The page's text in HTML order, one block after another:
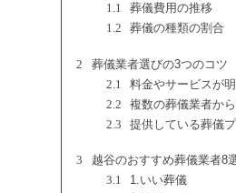
1.1 葬儀費用の推移
1.2 葬儀の種類の割合
2 葬儀業者選びの3つのコツ
2.1 料金やサービスが
2.2 複数の葬儀業者か
2.3 提供している葬儀
3 越谷のおすすめ葬儀業者8
3.1 1.いい葬儀